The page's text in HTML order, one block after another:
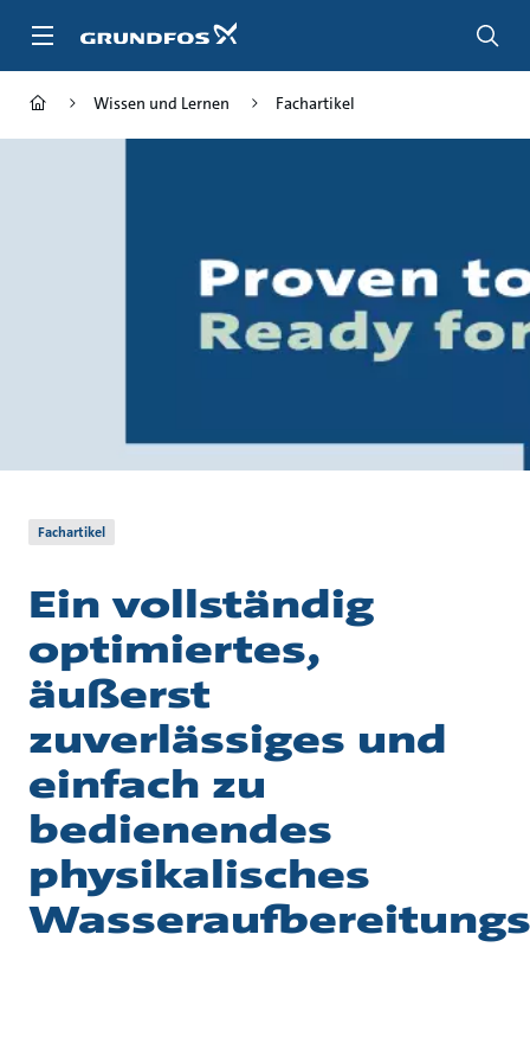
Inhalt
Wissen und Lernen Fachartikel
Fachartikel
Ein vollständig
optimiertes,
äußerst
zuverlässiges und
einfach zu
bedienendes
physikalisches